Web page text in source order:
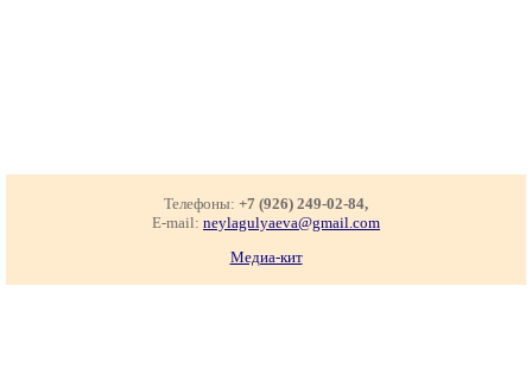
Телефоны: +7 (926) 249-02-84,
E-mail: neylagulyaeva@gmail.com
Медиа-кит